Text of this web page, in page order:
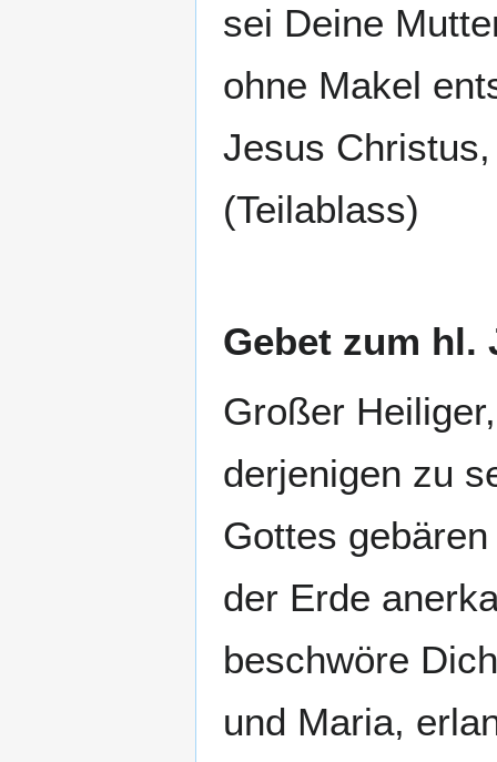
sei Deine
ohne Makel
Jesus
(Teilablass)
Gebet zum hl.
Großer
derjenigen zu
Gottes
der Erde
beschwöre
und Maria,